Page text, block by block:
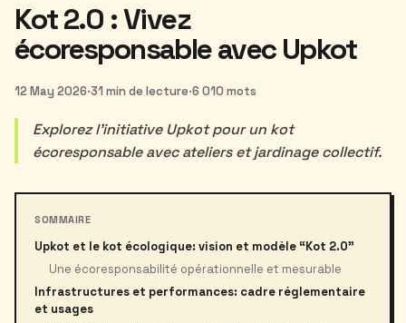
Kot 2.0 : Vivez
écoresponsable avec Upkot
12 May 2026·31 min de lecture·6 010 mots
Explorez l’initiative Upkot pour un kot
écoresponsable avec ateliers et jardinage collectif.
SOMMAIRE
Upkot et le kot écologique: vision et modèle “Kot 2.0”
Une écoresponsabilité opérationnelle et mesurable
Infrastructures et performances: cadre réglementaire
et usages